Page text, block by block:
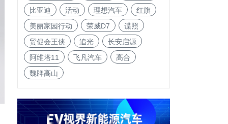
比亚迪
活动 理想汽车
红旗
美丽家园行动
荣威D7
谍照
贸促会王侠
追光
长安启源
阿维塔11
飞凡汽车
高合
魏牌高山